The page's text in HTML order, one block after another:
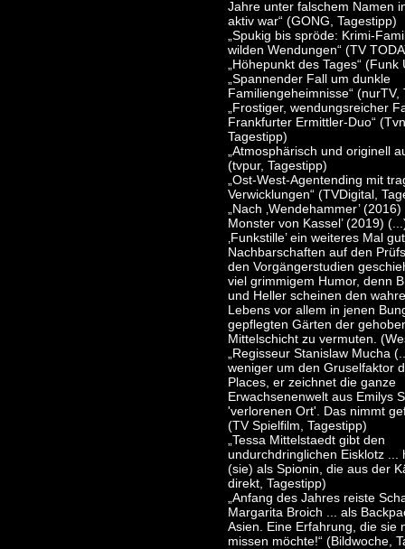
Jahre unter falschem Namen
aktiv war“ (GONG, Tagestipp)
„Spukig bis spröde: Krimi-
wilden Wendungen“ (TV
„Höhepunkt des Tages“ (Funk
„Spannender Fall um dunkle
Familiengeheimnisse“ (nurTV,
„Frostiger, wendungsreicher
Frankfurter Ermittler-Duo“
Tagestipp)
„Atmosphärisch und originell
(tvpur, Tagestipp)
„Ost-West-Agentending mit
Verwicklungen“ (TVDigital,
„Nach ‚Wendehammer’
Monster von Kassel’ (2019)
‚Funkstille’ ein weiteres Mal
Nachbarschaften auf den
den Vorgängerstudien
viel grimmigem Humor, denn
und Heller scheinen den
Lebens vor allem in jenen
gepflegten Gärten der
Mittelschicht zu vermuten.
„Regisseur Stanislaw Mucha
weniger um den Gruselfaktor
Places, er zeichnet die ganze
Erwachsenenwelt aus Emilys
'verlorenen Ort'. Das nimmt
(TV Spielfilm, Tagestipp)
„Tessa Mittelstaedt gibt den
undurchdringlichen Eisklotz ...
(sie) als Spionin, die aus der
direkt, Tagestipp)
„Anfang des Jahres reiste
Margarita Broich ... als
Asien. Eine Erfahrung, die sie
missen möchte!“ (Bildwoche,